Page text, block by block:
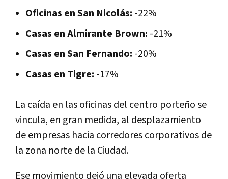
Oficinas en San Nicolás: -22%
Casas en Almirante Brown: -21%
Casas en San Fernando: -20%
Casas en Tigre: -17%
La caída en las oficinas del centro porteño se
vincula, en gran medida, al desplazamiento
de empresas hacia corredores corporativos de
la zona norte de la Ciudad.
Ese movimiento dejó una elevada oferta